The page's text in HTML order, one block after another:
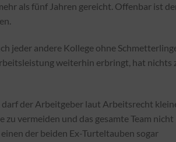
als fünf Jahren gereicht. Offenbar ist
jeder andere Kollege ohne
weiterhin erbringt, hat nichts
darf der Arbeitgeber laut Arbeitsrecht
vermeiden und das gesamte Team nicht
der beiden Ex-Turteltauben sogar